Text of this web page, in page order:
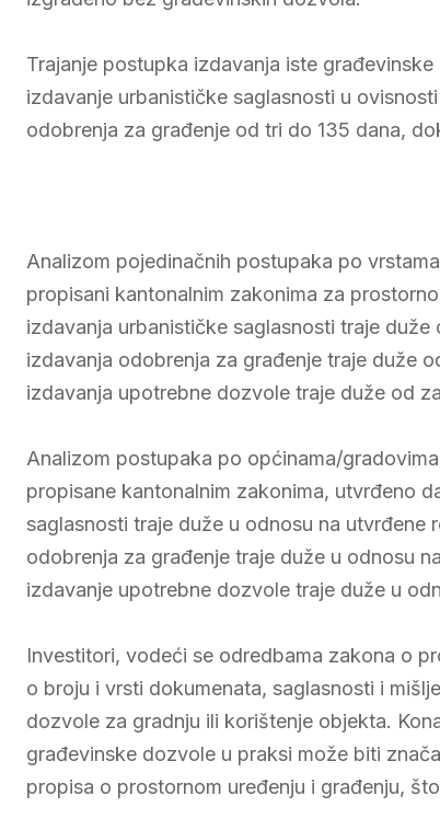
Trajanje postupka izdavanja iste
izdavanje urbanističke saglasnosti u
odobrenja za građenje od tri do 135 dana,
Analizom pojedinačnih postupaka po
propisani kantonalnim zakonima za
izdavanja urbanističke saglasnosti traje
izdavanja odobrenja za građenje traje duže
izdavanja upotrebne dozvole traje duže od
Analizom postupaka po općinama/
propisane kantonalnim zakonima, utvrđeno
saglasnosti traje duže u odnosu na
odobrenja za građenje traje duže u odnosu
izdavanje upotrebne dozvole traje duže u
Investitori, vodeći se odredbama zakona o
o broju i vrsti dokumenata, saglasnosti i
dozvole za gradnju ili korištenje objekta.
građevinske dozvole u praksi može biti
propisa o prostornom uređenju i građenju,